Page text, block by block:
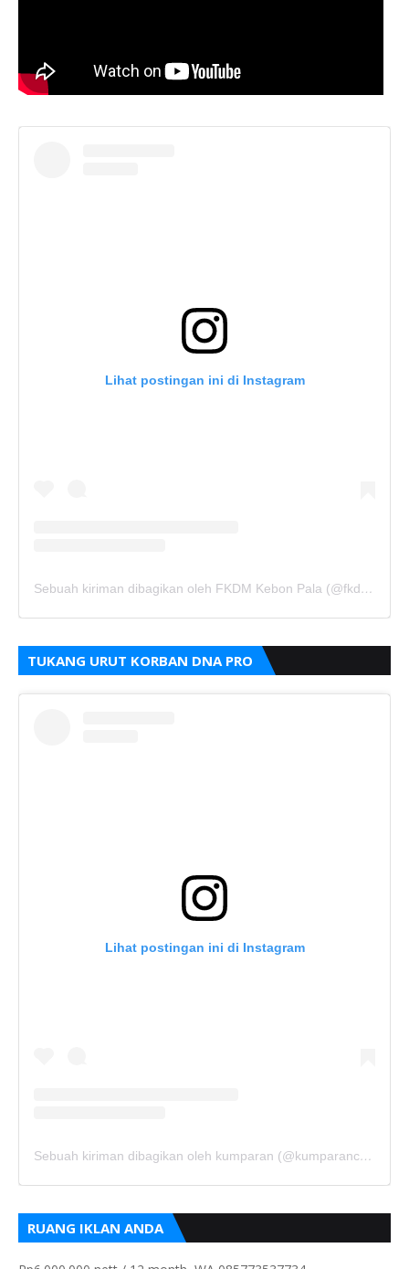
Lihat postingan ini di Instagram
Sebuah kiriman dibagikan oleh FKDM Kebon Pala (@fkdm_kebonpala)
TUKANG URUT KORBAN DNA PRO
Lihat postingan ini di Instagram
Sebuah kiriman dibagikan oleh kumparan (@kumparancom)
RUANG IKLAN ANDA